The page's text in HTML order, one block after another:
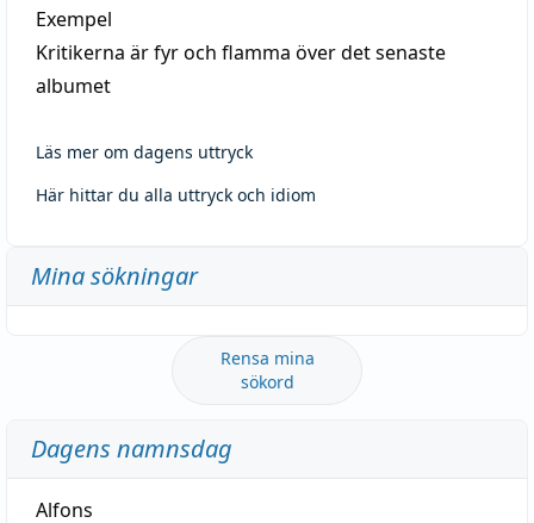
Exempel
Kritikerna är fyr och flamma över det senaste
albumet
Läs mer om dagens uttryck
Här hittar du alla uttryck och idiom
Mina sökningar
Rensa mina
sökord
Dagens namnsdag
Alfons